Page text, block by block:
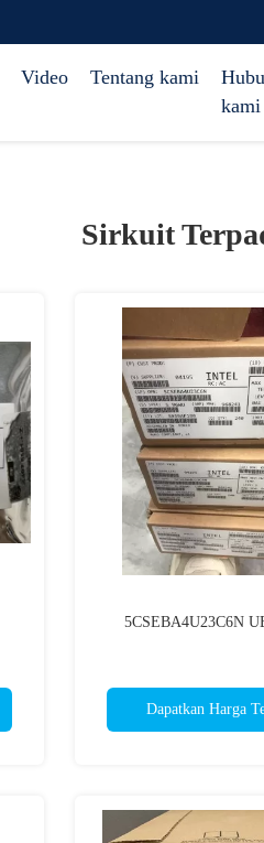
Video Tentang kami
kami
Sirkuit
5CSEBA4U23C6N
Dapatkan Harga